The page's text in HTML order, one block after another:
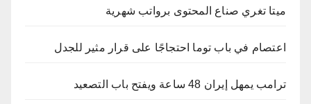
ميتا تغري صناع المحتوى برواتب شهرية
اعتصام في باب توما احتجاجًا على قرار مثير للجدل
ترامب يمهل إيران 48 ساعة ويفتح باب التصعيد